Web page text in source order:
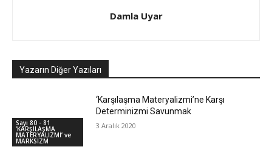
Damla Uyar
Yazarın Diğer Yazıları
Sayı 80 - 81
‘KARŞILAŞMA
MATERYALİZMİ’ ve
MARKSİZM
‘Karşılaşma Materyalizmi’ne Karşı
Determinizmi Savunmak
3 Aralık 2020